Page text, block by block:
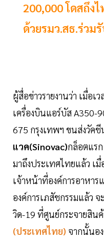
200,000 โดสถึง
ด้วยรมว.สธ.ร่วม
ผู้สื่อข่าวรายงานว่า เมื่อ
เครื่องบินแอร์บัส A350-
675 กรุงเทพฯ ขนส่งวัคชี
แวค(Sinovac)กล็อตแร
มาถึงประเทศไทยแล้ว เ
เจ้าหน้าที่องค์การอาหา
องค์การเภสัชกรรมแล้ว
วิด-19 ที่ศูนย์กระจายสิน
(ประเทศไทย) จากนั้นอ